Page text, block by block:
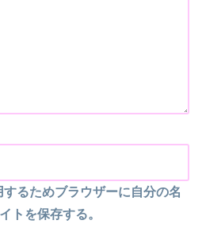
るためブラウザーに自分の名
トを保存する。